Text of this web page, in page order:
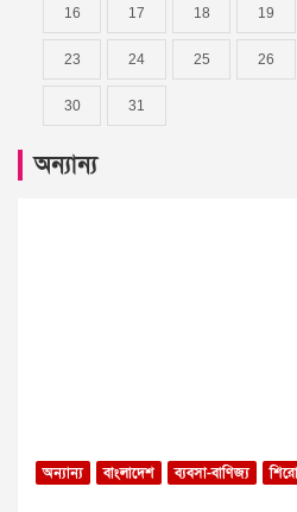
16 17 18 19
23 24 25 26
30 31
অন্যান্য
অন্যান্য বাংলাদেশ ব্যবসা-বাণিজ্য